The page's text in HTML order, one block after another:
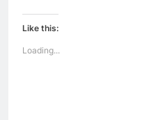
Like this:
Loading...